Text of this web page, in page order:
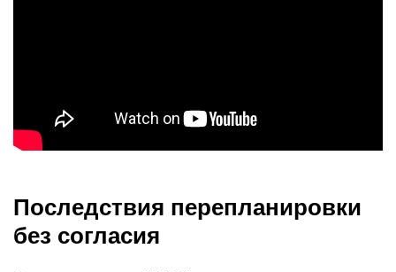
Последствия перепланировки
без согласия